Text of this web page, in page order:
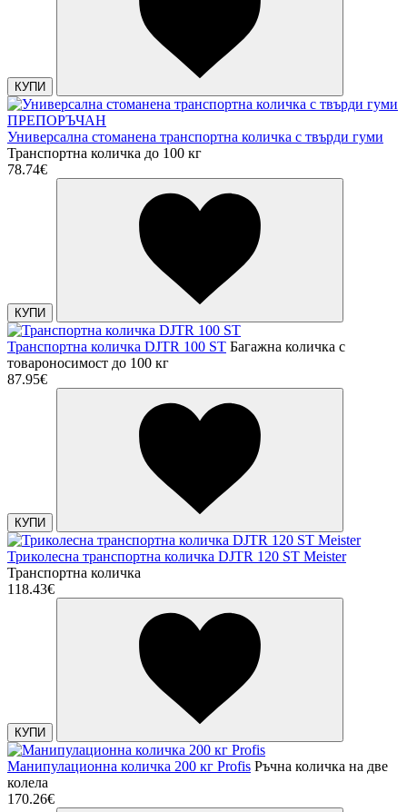
КУПИ
ПРЕПОРЪЧАН
Универсална стоманена транспортна количка с твърди гуми
Транспортна количка до 100 кг
78.74€
КУПИ
Транспортна количка DJTR 100 SТ Багажна количка с
товароносимост до 100 кг
87.95€
КУПИ
Триколесна транспортна количка DJTR 120 ST Meister
Транспортна количка
118.43€
КУПИ
Манипулационна количка 200 кг Profis Ръчна количка на две
колела
170.26€